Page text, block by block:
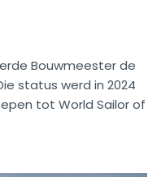
Bouwmeester de
status werd in 2024
tot World Sailor of